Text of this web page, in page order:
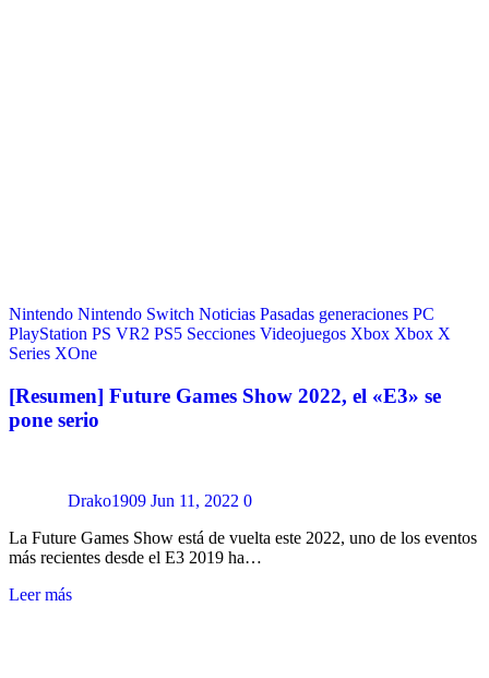
Nintendo Nintendo Switch Noticias Pasadas generaciones PC
PlayStation PS VR2 PS5 Secciones Videojuegos Xbox Xbox X
Series XOne
[Resumen] Future Games Show 2022, el «E3» se
pone serio
Drako1909 Jun 11, 2022 0
La Future Games Show está de vuelta este 2022, uno de los eventos
más recientes desde el E3 2019 ha…
Leer más